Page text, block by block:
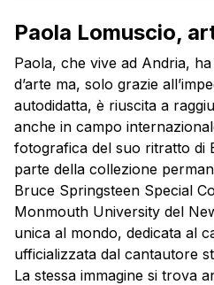
Paola Lomuscio,
Paola, che vive ad Andria,
d’arte ma, solo grazie
autodidatta, è riuscita a
anche in campo
fotografica del suo ritratto di
parte della collezione
Bruce Springsteen Special
Monmouth University del
unica al mondo, dedicata al
ufficializzata dal cantautore
La stessa immagine si trova